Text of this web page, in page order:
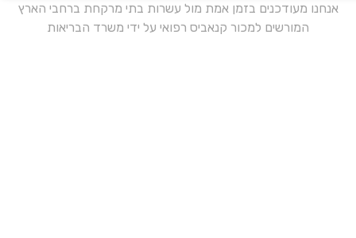
אנחנו מעודכנים בזמן אמת מול עשרות בתי מרקחת ברחבי הארץ
המורשים למכור קנאביס רפואי על ידי משרד הבריאות